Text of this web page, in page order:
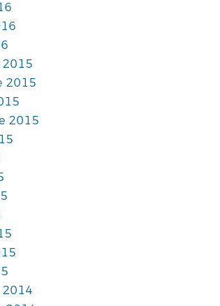
2015
2015
2015
2014